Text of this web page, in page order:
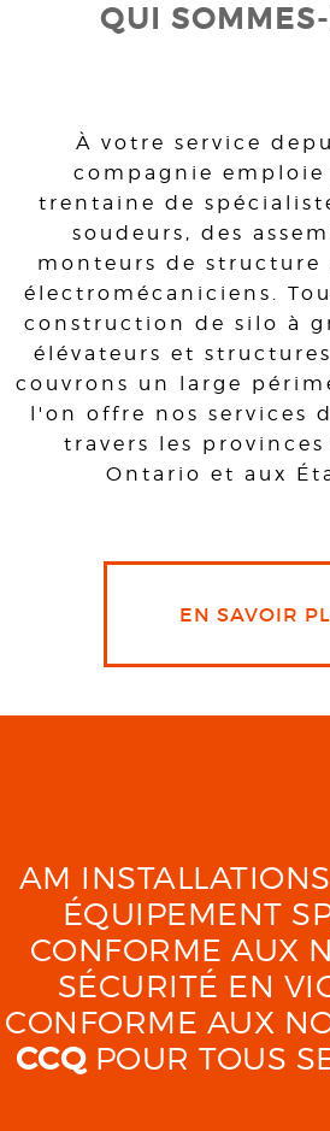
QUI
À votre service
compagnie
trentaine de
soudeurs, des
monteurs de structure
électromécaniciens.
construction de silo à
élévateurs et
couvrons un large
l'on offre nos services
travers les provinces
Ontario et aux
EN SAVOIR
AM
ÉQUIPEMENT
CONFORME AUX
SÉCURITÉ EN
CONFORME AUX
CCQPOUR TOUS